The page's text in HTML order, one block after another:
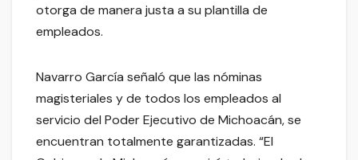
otorga de manera justa a su plantilla de
empleados.
Navarro García señaló que las nóminas
magisteriales y de todos los empleados al
servicio del Poder Ejecutivo de Michoacán, se
encuentran totalmente garantizadas. “El